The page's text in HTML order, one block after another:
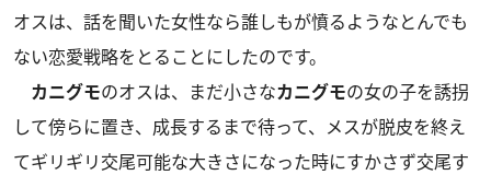
オスは、話を聞いた女性なら誰しもが憤るようなとんでも
ない恋愛戦略をとることにしたのです。
カニグモのオスは、まだ小さなカニグモの女の子を誘拐
して傍らに置き、成長するまで待って、メスが脱皮を終え
てギリギリ交尾可能な大きさになった時にすかさず交尾す